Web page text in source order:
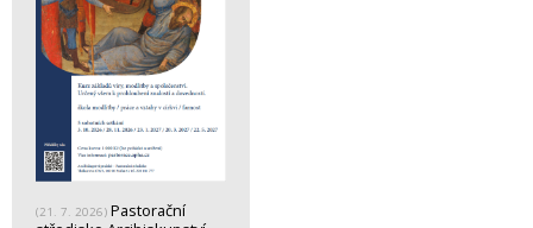
(21. 7. 2026) Pastorační